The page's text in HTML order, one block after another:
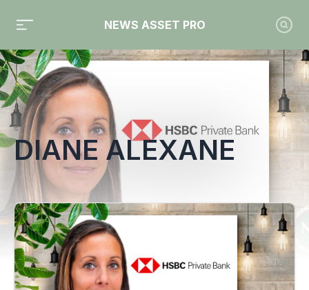
NEWS ASSET PRO
Toute l'actualité sur le tag "Diane Alexane"
DIANE ALEXANE